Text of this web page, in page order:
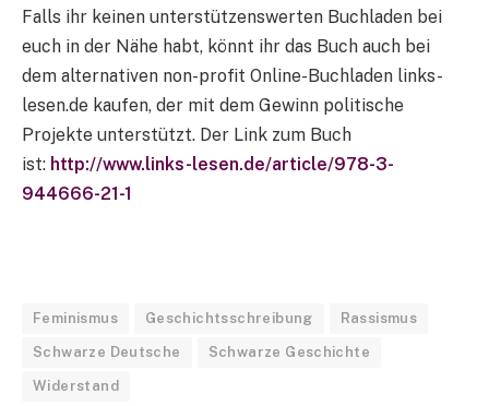
Falls ihr keinen unterstützenswerten Buchladen bei
euch in der Nähe habt, könnt ihr das Buch auch bei
dem alternativen non-profit Online-Buchladen links-
lesen.de kaufen, der mit dem Gewinn politische
Projekte unterstützt. Der Link zum Buch
ist: http://www.links-lesen.de/article/978-3-
944666-21-1
Feminismus Geschichtsschreibung Rassismus
Schwarze Deutsche Schwarze Geschichte
Widerstand